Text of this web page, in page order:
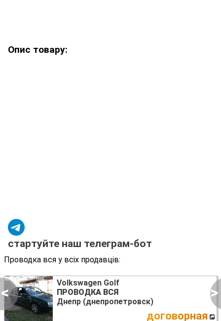
< >
Опис товару:
стартуйте наш телеграм-бот
Проводка вся у всіх продавців:
Volkswagen Golf
ПРОВОДКА ВСЯ
Днепр (днепропетровск)
договорная